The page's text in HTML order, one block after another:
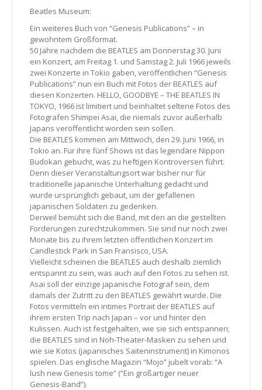
Beatles Museum:
Ein weiteres Buch von “Genesis Publications” – in
gewohntem Großformat.
50 Jahre nachdem die BEATLES am Donnerstag 30. Juni
ein Konzert, am Freitag 1. und Samstag 2. Juli 1966 jeweils
zwei Konzerte in Tokio gaben, veröffentlichen “Genesis
Publications” nun ein Buch mit Fotos der BEATLES auf
diesen Konzerten. HELLO, GOODBYE – THE BEATLES IN
TOKYO, 1966 ist limitiert und beinhaltet seltene Fotos des
Fotografen Shimpei Asai, die niemals zuvor außerhalb
Japans veröffentlicht worden sein sollen.
Die BEATLES kommen am Mittwoch, den 29. Juni 1966, in
Tokio an. Für ihre fünf Shows ist das legendäre Nippon
Budokan gebucht, was zu heftigen Kontroversen führt.
Denn dieser Veranstaltungsort war bisher nur für
traditionelle japanische Unterhaltung gedacht und
wurde ursprünglich gebaut, um der gefallenen
japanischen Soldaten zu gedenken.
Derweil bemüht sich die Band, mit den an die gestellten
Forderungen zurechtzukommen. Sie sind nur noch zwei
Monate bis zu ihrem letzten öffentlichen Konzert im
Candlestick Park in San Fransisco, USA.
Vielleicht scheinen die BEATLES auch deshalb ziemlich
entspannt zu sein, was auch auf den Fotos zu sehen ist.
Asai soll der einzige japanische Fotograf sein, dem
damals der Zutritt zu den BEATLES gewährt wurde. Die
Fotos vermitteln ein intimes Portrait der BEATLES auf
ihrem ersten Trip nach Japan – vor und hinter den
Kulissen. Auch ist festgehalten, wie sie sich entspannen;
die BEATLES sind in Noh-Theater-Masken zu sehen und
wie sie Kotos (japanisches Saiteninstrument) in Kimonos
spielen. Das englische Magazin “Mojo” jubelt vorab: “A
lush new Genesis tome” (“Ein großartiger neuer
Genesis-Band”).